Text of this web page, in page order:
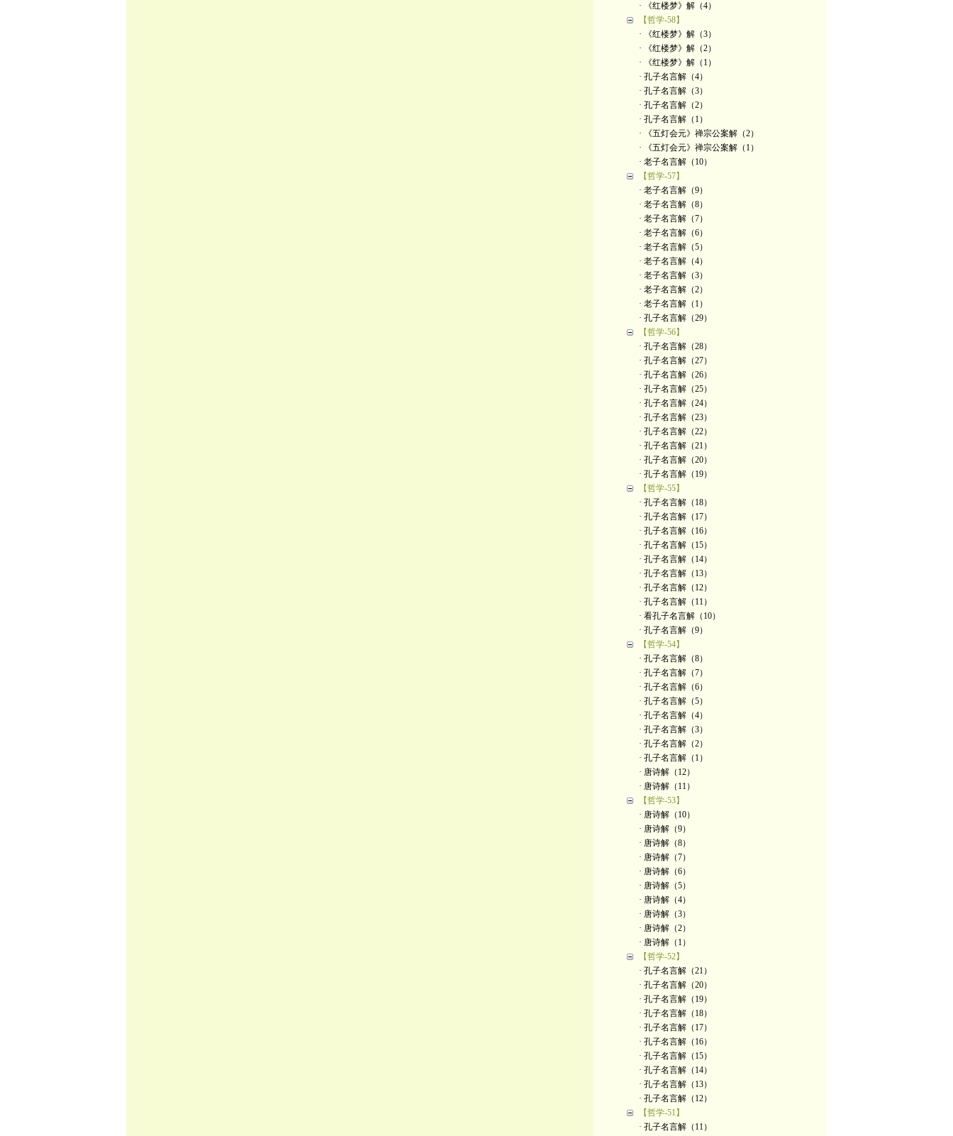
· 《红楼梦》解（4）
【哲学-58】
· 《红楼梦》解（3）
· 《红楼梦》解（2）
· 《红楼梦》解（1）
· 孔子名言解（4）
· 孔子名言解（3）
· 孔子名言解（2）
· 孔子名言解（1）
· 《五灯会元》禅宗公案解（2）
· 《五灯会元》禅宗公案解（1）
· 老子名言解（10）
【哲学-57】
· 老子名言解（9）
· 老子名言解（8）
· 老子名言解（7）
· 老子名言解（6）
· 老子名言解（5）
· 老子名言解（4）
· 老子名言解（3）
· 老子名言解（2）
· 老子名言解（1）
· 孔子名言解（29）
【哲学-56】
· 孔子名言解（28）
· 孔子名言解（27）
· 孔子名言解（26）
· 孔子名言解（25）
· 孔子名言解（24）
· 孔子名言解（23）
· 孔子名言解（22）
· 孔子名言解（21）
· 孔子名言解（20）
· 孔子名言解（19）
【哲学-55】
· 孔子名言解（18）
· 孔子名言解（17）
· 孔子名言解（16）
· 孔子名言解（15）
· 孔子名言解（14）
· 孔子名言解（13）
· 孔子名言解（12）
· 孔子名言解（11）
· 看孔子名言解（10）
· 孔子名言解（9）
【哲学-54】
· 孔子名言解（8）
· 孔子名言解（7）
· 孔子名言解（6）
· 孔子名言解（5）
· 孔子名言解（4）
· 孔子名言解（3）
· 孔子名言解（2）
· 孔子名言解（1）
· 唐诗解（12）
· 唐诗解（11）
【哲学-53】
· 唐诗解（10）
· 唐诗解（9）
· 唐诗解（8）
· 唐诗解（7）
· 唐诗解（6）
· 唐诗解（5）
· 唐诗解（4）
· 唐诗解（3）
· 唐诗解（2）
· 唐诗解（1）
【哲学-52】
· 孔子名言解（21）
· 孔子名言解（20）
· 孔子名言解（19）
· 孔子名言解（18）
· 孔子名言解（17）
· 孔子名言解（16）
· 孔子名言解（15）
· 孔子名言解（14）
· 孔子名言解（13）
· 孔子名言解（12）
【哲学-51】
· 孔子名言解（11）